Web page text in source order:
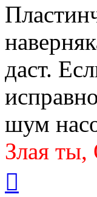
даст.
шум
Злая ты,
началу